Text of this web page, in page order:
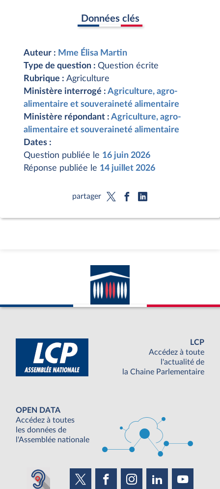
Données clés
Auteur : Mme Élisa Martin
Type de question : Question écrite
Rubrique : Agriculture
Ministère interrogé : Agriculture, agro-
alimentaire et souveraineté alimentaire
Ministère répondant : Agriculture, agro-
alimentaire et souveraineté alimentaire
Dates :
Question publiée le 16 juin 2026
Réponse publiée le 14 juillet 2026
partager
LCP
Accédez à toute
l'actualité de
la Chaine Parlementaire
OPEN DATA
Accédez à toutes
les données de
l'Assemblée nationale